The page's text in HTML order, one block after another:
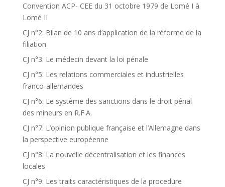
Convention ACP- CEE du 31 octobre 1979 de Lomé I à
Lomé II
CJ n°2: Bilan de 10 ans d’application de la réforme de la
filiation
CJ n°3: Le médecin devant la loi pénale
CJ n°5: Les relations commerciales et industrielles
franco-allemandes
CJ n°6: Le système des sanctions dans le droit pénal
des mineurs en R.F.A.
CJ n°7: L’opinion publique française et l’Allemagne dans
la perspective européenne
CJ n°8: La nouvelle décentralisation et les finances
locales
CJ n°9: Les traits caractéristiques de la procedure